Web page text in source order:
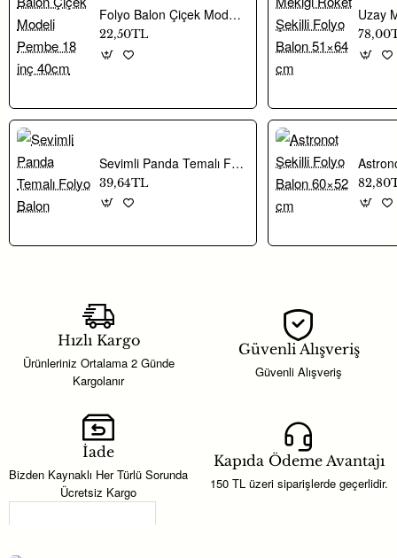
Folyo Balon Çiçek Modeli Pembe 18 inç 40cm
22,50TL
Sevimli Panda Temalı Folyo Balon
39,64TL
Hızlı Kargo
Ürünleriniz Ortalama 2 Günde
Kargolanır
Güvenli Alışveriş
Güvenli Alışveriş
İade
Bizden Kaynaklı Her Türlü Sorunda
Ücretsiz Kargo
Kapıda Ödeme Avantajı
150 TL üzeri siparişlerde geçerlidir.